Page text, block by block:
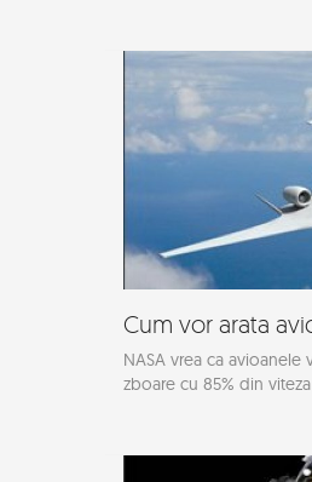
Cum vor arata
NASA vrea ca avioanele
zboare cu 85% din